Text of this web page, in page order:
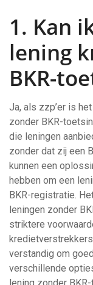
1. Kan
lening
BKR-
Ja, als zzp’er is
zonder BKR-
die leningen
zonder dat zij een
kunnen een
hebben om een
BKR-registratie.
leningen zonder
striktere
verstandig om
verschillende